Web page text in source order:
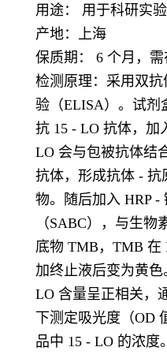
用途： 用于科研实
产地：上海
保质期： 6 个月，
检测原理：采用双
验（ELISA）。试剂
抗 15 - LO 抗体，加
LO 会与包被抗体结
抗体，形成抗体 -
物。随后加入 HRP -
（SABC），与生
底物 TMB，TMB 在
加终止液后变为黄
LO 含量呈正相关，
下测定吸光度（OD
品中 15 - LO 的浓度。